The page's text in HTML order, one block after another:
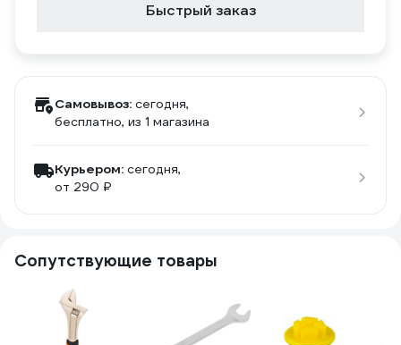
Быстрый заказ
Самовывоз: сегодня,
бесплатно, из 1 магазина
Курьером: сегодня,
от 290 ₽
Сопутствующие товары